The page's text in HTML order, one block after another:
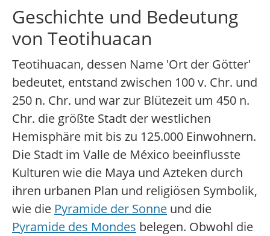
Geschichte und Bedeutung
von Teotihuacan
Teotihuacan, dessen Name 'Ort der Götter'
bedeutet, entstand zwischen 100 v. Chr. und
250 n. Chr. und war zur Blütezeit um 450 n.
Chr. die größte Stadt der westlichen
Hemisphäre mit bis zu 125.000 Einwohnern.
Die Stadt im Valle de México beeinflusste
Kulturen wie die Maya und Azteken durch
ihren urbanen Plan und religiösen Symbolik,
wie die Pyramide der Sonne und die
Pyramide des Mondes belegen. Obwohl die